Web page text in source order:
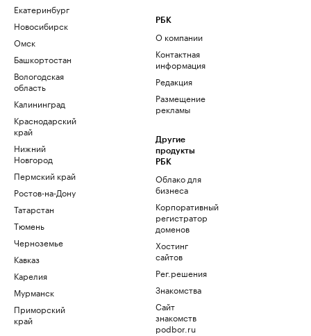
Екатеринбург
Новосибирск
Омск
Башкортостан
Вологодская
область
Калининград
Краснодарский
край
Нижний
Новгород
Пермский край
Ростов-на-Дону
Татарстан
Тюмень
Черноземье
Кавказ
Карелия
Мурманск
Приморский
край
РБК
О компании
Контактная
информация
Редакция
Размещение
рекламы
Другие
продукты
РБК
Облако для
бизнеса
Корпоративный
регистратор
доменов
Хостинг
сайтов
Рег.решения
Знакомства
Сайт
знакомств
podbor.ru